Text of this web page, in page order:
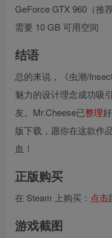
GeForce GTX 960（推
需要 10 GB 可用空间
结语
总的来说，《虫潮/
魅力的设计理念成功吸
友。Mr.Cheese已整理
版下载，愿你在这款作
血！
正版购买
在 Steam 上购买： 点击
游戏截图